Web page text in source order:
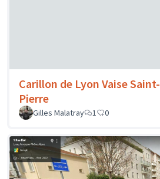
Carillon de Lyon Vaise Saint-
Pierre
Gilles Malatray
1 0